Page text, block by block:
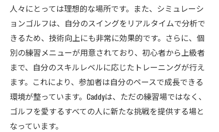
シミュレーションでの練習が人気の理由
全天候型練習のメリットを紹介
インドアゴルフスクールでの快適練習
雨の日でも楽しいゴルフ体験
天候に左右されないゴルフライフ
いつでも楽しめるゴルフの魅力
24時間営業のシミュレーションゴルフcaddy練習
場
人々にとっては理想的な場所です。また、シミュレーシ
ョンゴルフは、自分のスイングをリアルタイムで分析で
きるため、技術向上にも非常に効果的です。さらに、個
別の練習メニューが用意されており、初心者から上級者
まで、自分のスキルレベルに応じたトレーニングが行え
ます。これにより、参加者は自分のペースで成長できる
環境が整っています。Caddyは、ただの練習場ではなく、
ゴルフを愛するすべての人に新たな挑戦を提供する場と
なっています。